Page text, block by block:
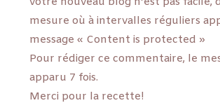
mesure où à intervalles réguliers
message « Content is protected »
Pour rédiger ce commentaire, le
apparu 7 fois.
Merci pour la recette!